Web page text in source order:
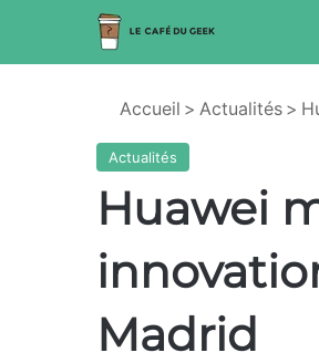
Accueil > Actualités >
Actualités
Huawei
Madrid